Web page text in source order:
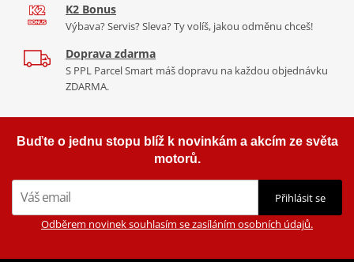
K2 Bonus
Výbava? Servis? Sleva? Ty volíš, jakou odměnu chceš!
Doprava zdarma
S PPL Parcel Smart máš dopravu na každou objednávku
ZDARMA.
Buďte o jednu stopu blíž k novinkám a akcím ze světa
motorů.
Přihlásit se
Odběrem novinek souhlasím se zasíláním osobních údajů.